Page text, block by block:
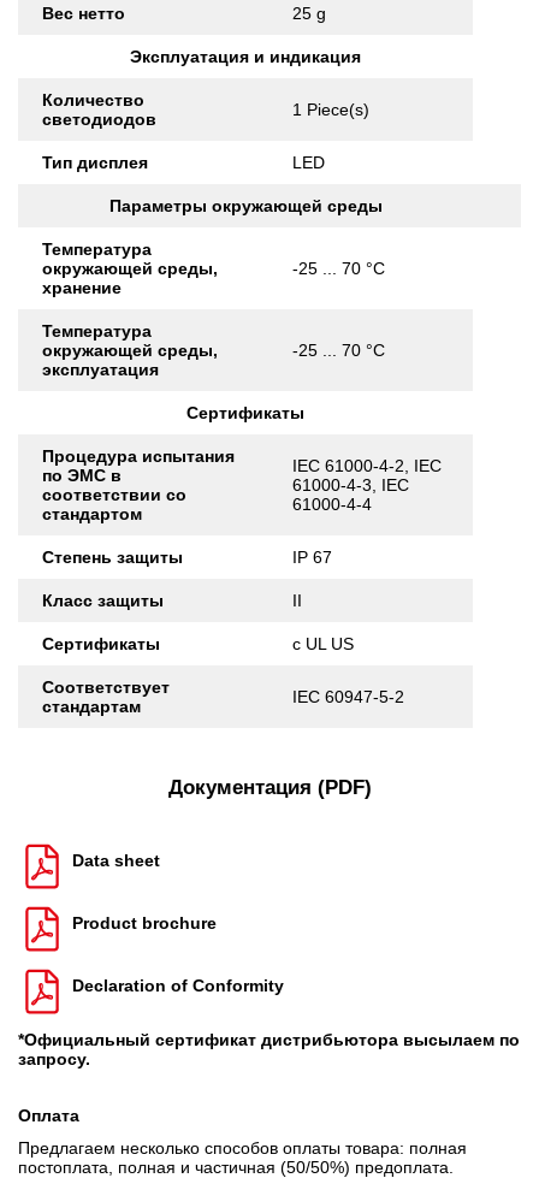
Вес нетто 25 g
Эксплуатация и индикация
Количество
светодиодов
1 Piece(s)
Тип дисплея LED
Параметры окружающей среды
Температура
окружающей среды,
хранение
-25 ... 70 °C
Температура
окружающей среды,
эксплуатация
-25 ... 70 °C
Сертификаты
Процедура испытания
по ЭМС в
соответствии со
стандартом
IEC 61000-4-2, IEC
61000-4-3, IEC
61000-4-4
Степень защиты IP 67
Класс защиты II
Сертификаты c UL US
Соответствует
стандартам
IEC 60947-5-2
Документация (PDF)
Data sheet
Product brochure
Declaration of Conformity
*Официальный сертификат дистрибьютора высылаем по
запросу.
Оплата
Предлагаем несколько способов оплаты товара: полная
постоплата, полная и частичная (50/50%) предоплата.